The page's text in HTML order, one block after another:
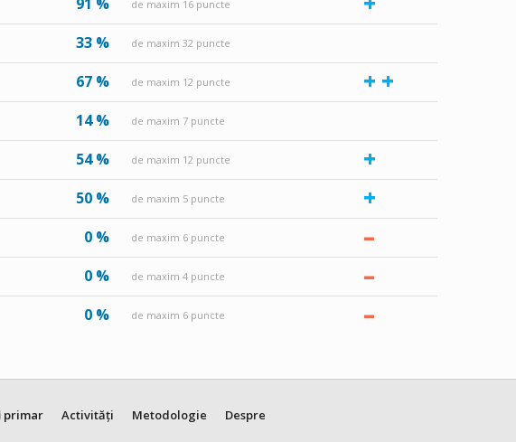
de maxim 16 puncte
33 % de maxim 32 puncte
67 % de maxim 12 puncte + +
14 % de maxim 7 puncte
54 % de maxim 12 puncte +
50 % de maxim 5 puncte +
0 % de maxim 6 puncte –
0 % de maxim 4 puncte –
0 % de maxim 6 puncte –
primar Activități Metodologie Despre